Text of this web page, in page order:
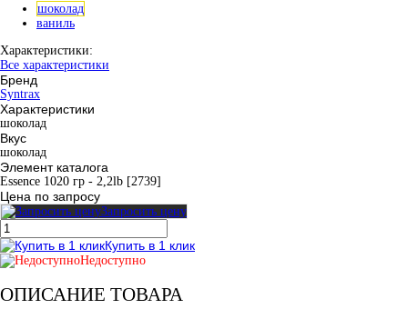
шоколад
ваниль
Характеристики:
Все характеристики
Бренд
Syntrax
Характеристики
шоколад
Вкус
шоколад
Элемент каталога
Essence 1020 гр - 2,2lb [2739]
Цена по запросу
Запросить цену
Купить в 1 клик
Недоступно
ОПИСАНИЕ ТОВАРА